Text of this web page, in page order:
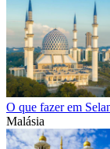
O que fazer em
Malásia